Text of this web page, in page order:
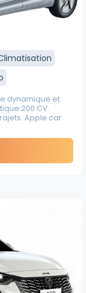
dynamique et
200 CV.
Apple car